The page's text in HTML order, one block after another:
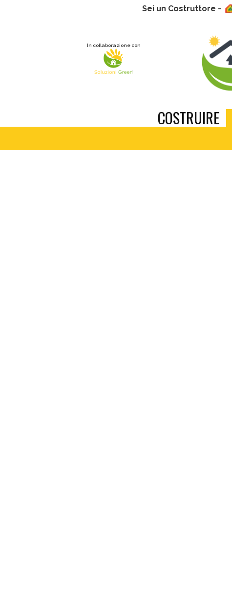
Sei un Costruttore -
In collaborazione con
COSTRUIRE